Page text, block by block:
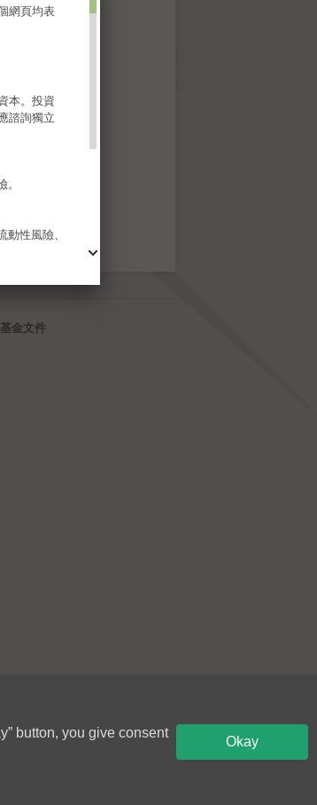
基金文件
button, you give consent
Okay
網頁均表
本。投資
諮詢獨立
性風險、
。
者，亦非
本網站
證券、
士或個
任何司
法例和
任何保
人負
先通知